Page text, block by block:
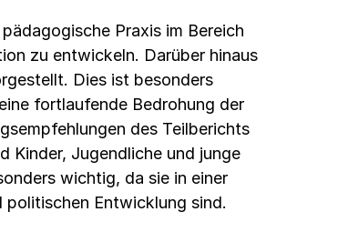
Praxis im Bereich
zu entwickeln. Darüber hinaus
Dies ist besonders
fortlaufende Bedrohung der
des Teilberichts
Kinder, Jugendliche und junge
wichtig, da sie in einer
politischen Entwicklung sind.